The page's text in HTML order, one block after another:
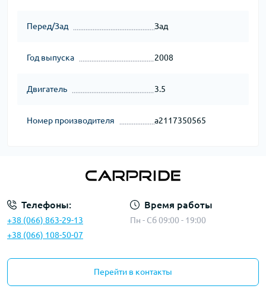
Перед/Зад Зад
Год выпуска 2008
Двигатель 3.5
Номер производителя a2117350565
Телефоны:
+38 (066) 863-29-13
+38 (066) 108-50-07
Время работы
Пн - Сб 09:00 - 19:00
Перейти в контакты